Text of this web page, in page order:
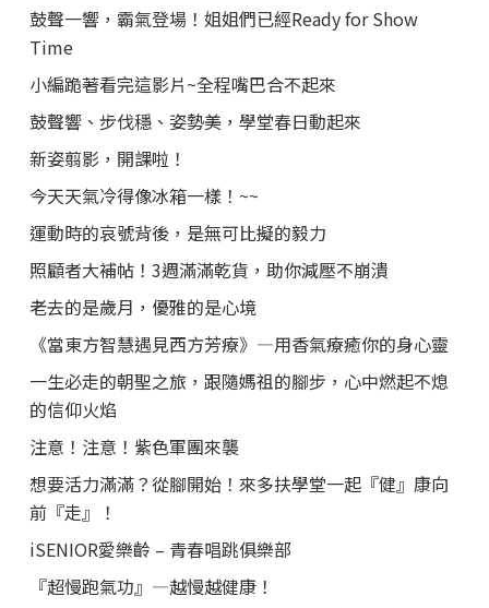
鼓聲一響，霸氣登場！姐姐們已經Ready for Show
Time
小編跪著看完這影片~全程嘴巴合不起來
鼓聲響、步伐穩、姿勢美，學堂春日動起來
新姿翦影，開課啦！
今天天氣冷得像冰箱一樣！~~
運動時的哀號背後，是無可比擬的毅力
照顧者大補帖！3週滿滿乾貨，助你減壓不崩潰
老去的是歲月，優雅的是心境
《當東方智慧遇見西方芳療》—用香氣療癒你的身心靈
一生必走的朝聖之旅，跟隨媽祖的腳步，心中燃起不熄
的信仰火焰
注意！注意！紫色軍團來襲
想要活力滿滿？從腳開始！來多扶學堂一起『健』康向
前『走』！
iSENIOR愛樂齡 – 青春唱跳俱樂部
『超慢跑氣功』—越慢越健康！